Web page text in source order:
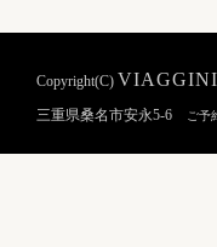
Copyright(C) VIAGGINI
三重県桑名市安永5-6
ご予